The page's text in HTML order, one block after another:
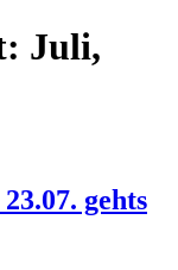
Juli,
gehts